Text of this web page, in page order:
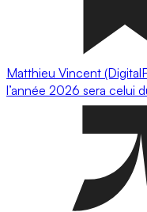
Matthieu Vincent
l’année 2026 sera celui